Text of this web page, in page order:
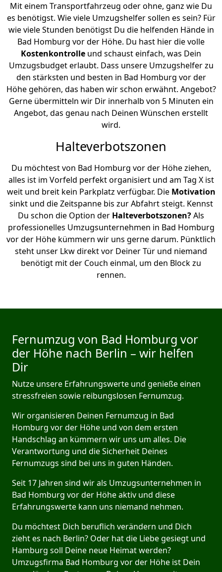
Mit einem Transportfahrzeug oder ohne, ganz wie Du
es benötigst. Wie viele Umzugshelfer sollen es sein? Für
wie viele Stunden benötigst Du die helfenden Hände in
Bad Homburg vor der Höhe. Du hast hier die volle
Kostenkontrolle und schaust einfach, was Dein
Umzugsbudget erlaubt. Dass unsere Umzugshelfer zu
den stärksten und besten in Bad Homburg vor der
Höhe gehören, das haben wir schon erwähnt. Angebot?
Gerne übermitteln wir Dir innerhalb von 5 Minuten ein
Angebot, das genau nach Deinen Wünschen erstellt
wird.
Halteverbotszonen
Du möchtest von Bad Homburg vor der Höhe ziehen,
alles ist im Vorfeld perfekt organisiert und am Tag X ist
weit und breit kein Parkplatz verfügbar. Die Motivation
sinkt und die Zeitspanne bis zur Abfahrt steigt. Kennst
Du schon die Option der Halteverbotszonen?Als
professionelles Umzugsunternehmen in Bad Homburg
vor der Höhe kümmern wir uns gerne darum. Pünktlich
steht unser Lkw direkt vor Deiner Tür und niemand
benötigt mit der Couch einmal, um den Block zu
rennen.
Fernumzug von Bad Homburg vor
der Höhe nach Berlin – wir helfen
Dir
Nutze unsere Erfahrungswerte und genieße einen
stressfreien sowie reibungslosen Fernumzug.
Wir organisieren Deinen Fernumzug in Bad
Homburg vor der Höhe und von dem ersten
Handschlag an kümmern wir uns um alles. Die
Verantwortung und die Sicherheit Deines
Fernumzugs sind bei uns in guten Händen.
Seit 17 Jahren sind wir als Umzugsunternehmen in
Bad Homburg vor der Höhe aktiv und diese
Erfahrungswerte kann uns niemand nehmen.
Du möchtest Dich beruflich verändern und Dich
zieht es nach Berlin? Oder hat die Liebe gesiegt und
Hamburg soll Deine neue Heimat werden?
Umzugsfirma Bad Homburg vor der Höhe ist Dein